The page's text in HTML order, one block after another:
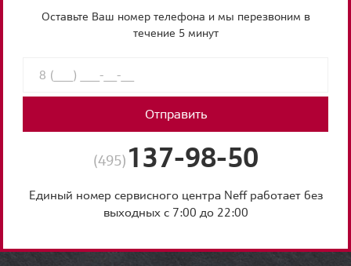
Оставьте Ваш номер телефона и мы перезвоним в
течение 5 минут
Отправить
(495) 137-98-50
Единый номер сервисного центра Neff работает без
выходных с 7:00 до 22:00